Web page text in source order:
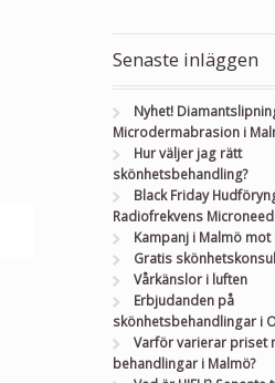
Senaste inläggen
Nyhet!
Microdermabrasion i
Hur väljer jag rätt
skönhetsbehandling?
Black Friday
Radiofrekvens
Kampanj i Malmö mot
Gratis
Vårkänslor i luften
Erbjudanden på
skönhetsbehandlingar i
Varför varierar priset
behandlingar i Malmö?